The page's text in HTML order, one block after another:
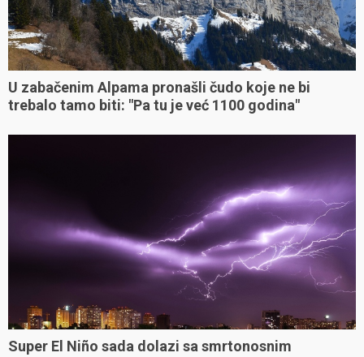
U zabačenim Alpama pronašli čudo koje ne bi
trebalo tamo biti: "Pa tu je već 1100 godina"
Super El Niño sada dolazi sa smrtonosnim